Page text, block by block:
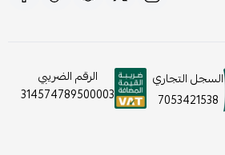
السجل التجاري
7053421538
الرقم الضريبي
314574789500003